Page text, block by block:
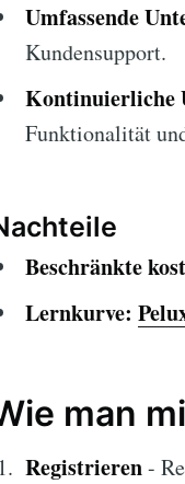
Umfassende
Kundensupport.
Kontinuierliche
Funktionalität
Beschränkte
Lernkurve:
man
Registrieren-